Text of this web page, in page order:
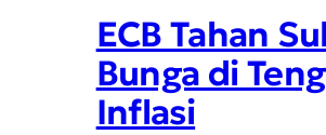
ECB Tahan
Bunga di
Inflasi